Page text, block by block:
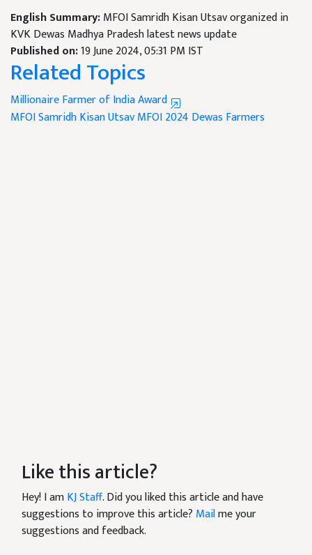
English Summary:MFOI Samridh Kisan Utsav organized in
KVK Dewas Madhya Pradesh latest news update
Published on:19 June 2024, 05:31 PM IST
Related Topics
Millionaire Farmer of India Award
MFOI Samridh Kisan UtsavMFOI 2024 Dewas Farmers
Like this article?
Hey! I amKJ Staff. Did you liked this article and have
suggestions to improve this article? Mailme your
suggestions and feedback.